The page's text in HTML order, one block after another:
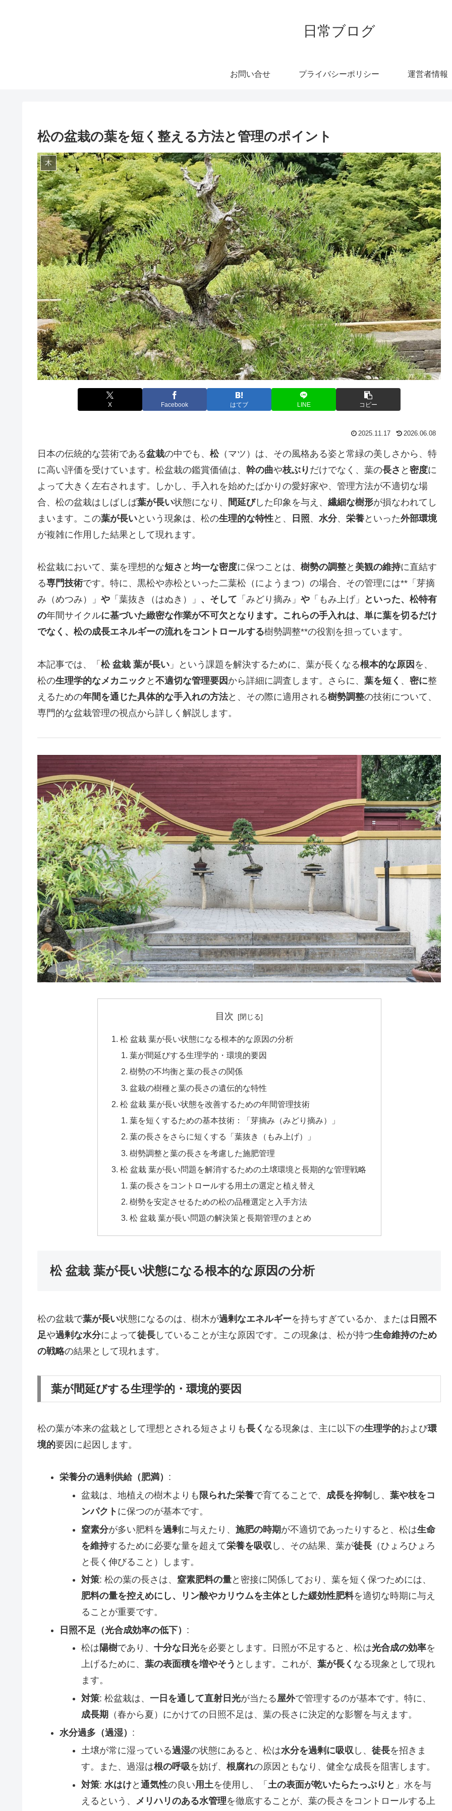
日常ブログ
お問い合せ プライバシーポリシー 運営者情報
松の盆栽の葉を短く整える方法と管理のポイント
木
X Facebook はてブ LINE コピー
2025.11.17 2026.06.08
日本の伝統的な芸術である盆栽の中でも、 松（マツ）は、その風格ある姿と常緑の美しさから、特
に高い評価を受けています。松盆栽の鑑賞価値は、 幹の曲や枝ぶり だけでなく、葉の長さ と 密度に
よって大きく左右されます。しかし、手入れを始めたばかりの愛好家や、管理方法が不適切な場
合、松の盆栽はしばしば葉が長い状態になり、 間延びした印象を与え、 繊細な樹形が損なわれてし
まいます。この葉が長いという現象は、松の生理的な特性と、 日照、 水分、 栄養といった外部環境
が複雑に作用した結果として現れます。
松盆栽において、葉を理想的な短さ と均一な密度に保つことは、 樹勢の調整と 美観の維持に直結す
る専門技術です。特に、黒松や赤松といった二葉松（にようまつ）の場合、その管理には**「芽摘
み（めつみ）」 や 「葉抜き（はぬき）」 、そして 「みどり摘み」 や 「もみ上げ」
といった、松特有
の年間サイクルに基づいた緻密な作業が不可欠となります。これらの手入れは、単に葉を切るだけ
でなく、松の成長エネルギーの流れをコントロールする樹勢調整**の役割を担っています。
本記事では、「 松 盆栽 葉が長い 」という課題を解決するために、葉が長くなる根本的な原因 を、
松の生理学的なメカニック と 不適切な管理要因 から詳細に調査します。さらに、 葉を短く 、 密に整
えるための年間を通じた具体的な手入れの方法と、その際に適用される樹勢調整の技術について、
専門的な盆栽管理の視点から詳しく解説します。
目次
松 盆栽 葉が長い状態になる根本的な原因の分析
葉が間延びする生理学的・環境的要因
樹勢の不均衡と葉の長さの関係
盆栽の樹種と葉の長さの遺伝的な特性
松 盆栽 葉が長い状態を改善するための年間管理技術
葉を短くするための基本技術：「芽摘み（みどり摘み）」
葉の長さをさらに短くする「葉抜き（もみ上げ）」
樹勢調整と葉の長さを考慮した施肥管理
松 盆栽 葉が長い問題を解消するための土壌環境と長期的な管理戦略
葉の長さをコントロールする用土の選定と植え替え
樹勢を安定させるための松の品種選定と入手方法
松 盆栽 葉が長い問題の解決策と長期管理のまとめ
松 盆栽 葉が長い状態になる根本的な原因の分析
松の盆栽で葉が長い状態になるのは、樹木が過剰なエネルギーを持ちすぎているか、または 日照不
足や過剰な水分によって徒長 していることが主な原因です。この現象は、松が持つ生命維持のため
の戦略の結果として現れます。
葉が間延びする生理学的・環境的要因
松の葉が本来の盆栽として理想とされる短さよりも長く なる現象は、主に以下の生理学的および環
境的要因に起因します。
栄養分の過剰供給（肥満） :
盆栽は、地植えの樹木よりも 限られた栄養で育てることで、 成長を抑制 し、葉や枝をコ
ンパクト に保つのが基本です。
窒素分が多い肥料を過剰 に与えたり、施肥の時期が不適切であったりすると、松は生命
を維持するために必要な量を超えて栄養を吸収 し、その結果、葉が徒長 （ひょろひょろ
と長く伸びること）します。
対策: 松の葉の長さは、 窒素肥料の量と密接に関係しており、葉を短く保つためには、
肥料の量を控えめにし、リン酸やカリウムを主体とした緩効性肥料を適切な時期に与え
ることが重要です。
日照不足（光合成効率の低下） :
松は陽樹であり、十分な日光を必要とします。日照が不足すると、松は光合成の効率を
上げるために、葉の表面積を増やそう とします。これが、葉が長く なる現象として現れ
ます。
対策: 松盆栽は、一日を通して直射日光が当たる 屋外で管理するのが基本です。特に、
成長期
（春から夏）にかけての日照不足は、葉の長さに決定的な影響を与えます。
水分過多（過湿） :
土壌が常に湿っている過湿の状態にあると、松は水分を過剰に吸収 し、徒長を招きま
す。また、過湿は根の呼吸を妨げ、根腐れの原因ともなり、健全な成長を阻害します。
対策: 水はけと通気性の良い用土を使用し、「 土の表面が乾いたらたっぷりと 」水を与
えるという、
メリハリのある水管理を徹底することが、葉の長さをコントロールする上